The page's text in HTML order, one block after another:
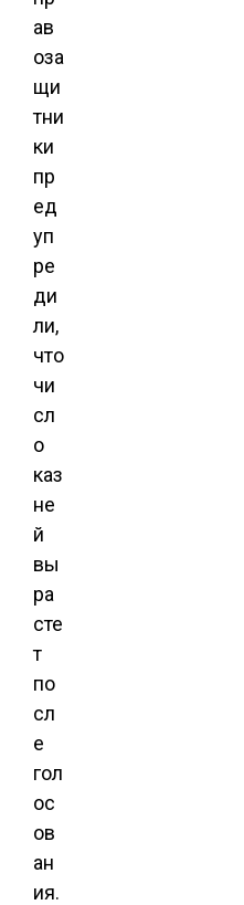
ав
оза
щи
тни
ки
пр
ед
уп
ре
ди
ли,
что
чи
сл
о
каз
не
й
вы
ра
сте
т
по
сл
е
гол
ос
ов
ан
ия.